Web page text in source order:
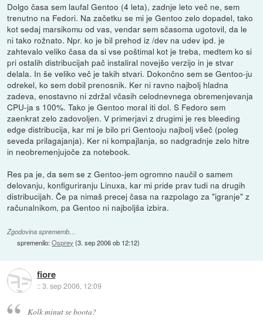
Dolgo časa sem laufal Gentoo (4 leta), zadnje leto več ne, sem
trenutno na Fedori. Na začetku se mi je Gentoo zelo dopadel, tako
kot sedaj marsikomu od vas, vendar sem sčasoma ugotovil, da le
ni tako rožnato. Npr. ko je bil prehod iz /dev na udev ipd. je
zahtevalo veliko časa da si vse poštimal kot je treba, medtem ko si
pri ostalih distribucijah pač instaliral novejšo verzijo in je stvar
delala. In še veliko več je takih stvari. Dokončno sem se Gentoo-ju
odrekel, ko sem dobil prenosnik. Ker ni ravno najbolj hladna
zadeva, enostavno ni zdržal včasih celodnevnega obremenjevanja
CPU-ja s 100%. Tako je Gentoo moral iti dol. S Fedoro sem
zaenkrat zelo zadovoljen. V primerjavi z drugimi je res bleeding
edge distribucija, kar mi je bilo pri Gentooju najbolj všeč (poleg
seveda prilagajanja). Ker ni kompajlanja, so nadgradnje zelo hitre
in neobremenjujoče za notebook.
Res pa je, da sem se z Gentoo-jem ogromno naučil o samem
delovanju, konfiguriranju Linuxa, kar mi pride prav tudi na drugih
distribucijah. Če pa nimaš precej časa na razpolago za "igranje" z
računalnikom, pa Gentoo ni najboljša izbira.
Zgodovina sprememb…
spremenilo:Osprey (3. sep 2006 ob 12:12)
fiore
::3. sep 2006, 12:09
Kolk minut se boota?